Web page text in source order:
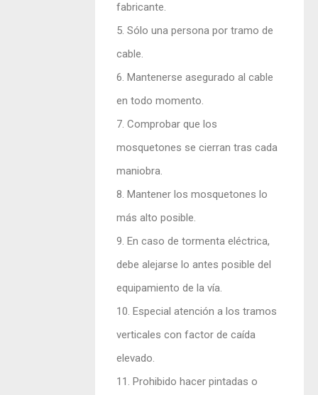
fabricante.
5. Sólo una persona por tramo de
cable.
6. Mantenerse asegurado al cable
en todo momento.
7. Comprobar que los
mosquetones se cierran tras cada
maniobra.
8. Mantener los mosquetones lo
más alto posible.
9. En caso de tormenta eléctrica,
debe alejarse lo antes posible del
equipamiento de la vía.
10. Especial atención a los tramos
verticales con factor de caída
elevado.
11. Prohibido hacer pintadas o